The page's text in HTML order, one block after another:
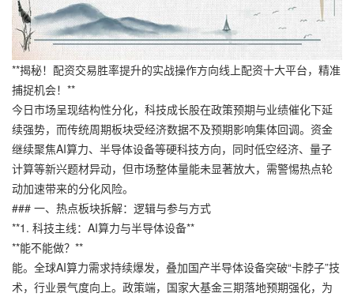
**揭秘！配资交易胜率提升的实战操作方向线上配资十大平台，精准
捕捉机会！**
今日市场呈现结构性分化，科技成长股在政策预期与业绩催化下延
续强势，而传统周期板块受经济数据不及预期影响集体回调。资金
继续聚焦AI算力、半导体设备等硬科技方向，同时低空经济、量子
计算等新兴题材异动，但市场整体量能未显著放大，需警惕热点轮
动加速带来的分化风险。
### 一、热点板块拆解：逻辑与参与方式
**1. 科技主线：AI算力与半导体设备**
**能不能做？**
能。全球AI算力需求持续爆发，叠加国产半导体设备突破“卡脖子”技
术，行业景气度向上。政策端，国家大基金三期落地预期强化，为